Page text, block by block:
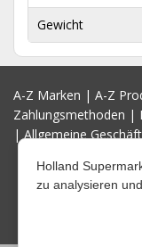
Gewicht
A-Z Marken | A-Z
Zahlungsmethoden |
|Allgemeine
Holland
zu analysieren